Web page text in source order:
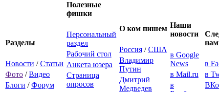
Разделы
Новости /Статьи
Фото /Видео
Блоги /Форум
Полезные
фишки
Персональный
раздел
Рабочий стол
Анкета юзера
Страница
опросов
О ком пишем
Россия /США
Владимир
Путин
Дмитрий
Медведев
Наши
новости
в Google
News
в Mail.ru
в
в
в